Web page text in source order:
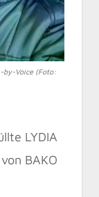
by-Voice (Foto:
LYDIA
BAKO